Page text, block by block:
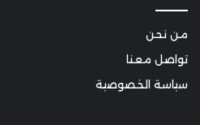
من نحن
تواصل معنا
سياسة الخصوصية